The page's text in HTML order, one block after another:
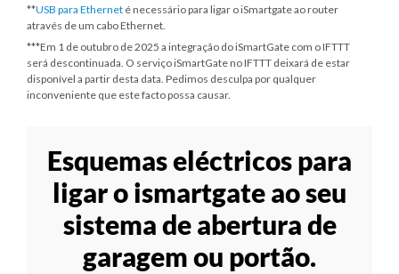
**USB para Ethernet é necessário para ligar o iSmartgate ao router
através de um cabo Ethernet.
***Em 1 de outubro de 2025 a integração do iSmartGate com o IFTTT
será descontinuada. O serviço iSmartGate no IFTTT deixará de estar
disponível a partir desta data. Pedimos desculpa por qualquer
inconveniente que este facto possa causar.
Esquemas eléctricos para
ligar o ismartgate ao seu
sistema de abertura de
garagem ou portão.